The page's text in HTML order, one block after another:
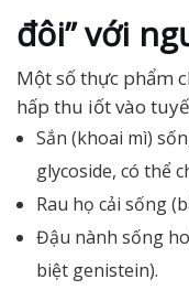
đôi” với
Một số thực phẩm
hấp thu iốt vào
Sắn (khoai mì)
glycoside, có thể
Rau họ cải sống
Đậu nành sống
biệt genistein).